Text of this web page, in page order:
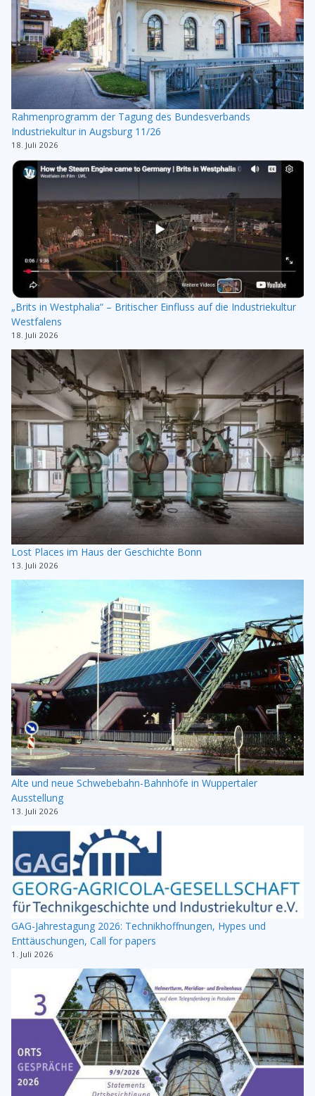
Rahmenprogramm der Tagung des Bundesverbands
Industriekultur in Augsburg 11/26
18. Juli 2026
„Brits in Westphalia“ – Britischer Einfluss auf die Industriekultur
Westfalens
18. Juli 2026
Lost Places im Haus der Geschichte Bonn
13. Juli 2026
Alte und neue Schwebebahn-Bahnhöfe in Wuppertaler
Ausstellung
13. Juli 2026
GAG-Jahrestagung 2026: Technikhoffnungen, Hypes und
Enttäuschungen, Call for papers
1. Juli 2026